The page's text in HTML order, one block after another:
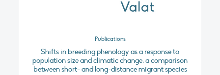
Publications
Shifts in breeding phenology as a response to
population size and climatic change: a comparison
between short- and long-distance migrant species